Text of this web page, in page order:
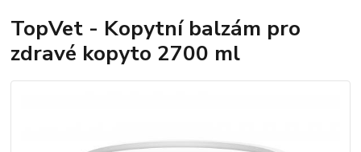
TopVet - Kopytní balzám pro
zdravé kopyto 2700 ml